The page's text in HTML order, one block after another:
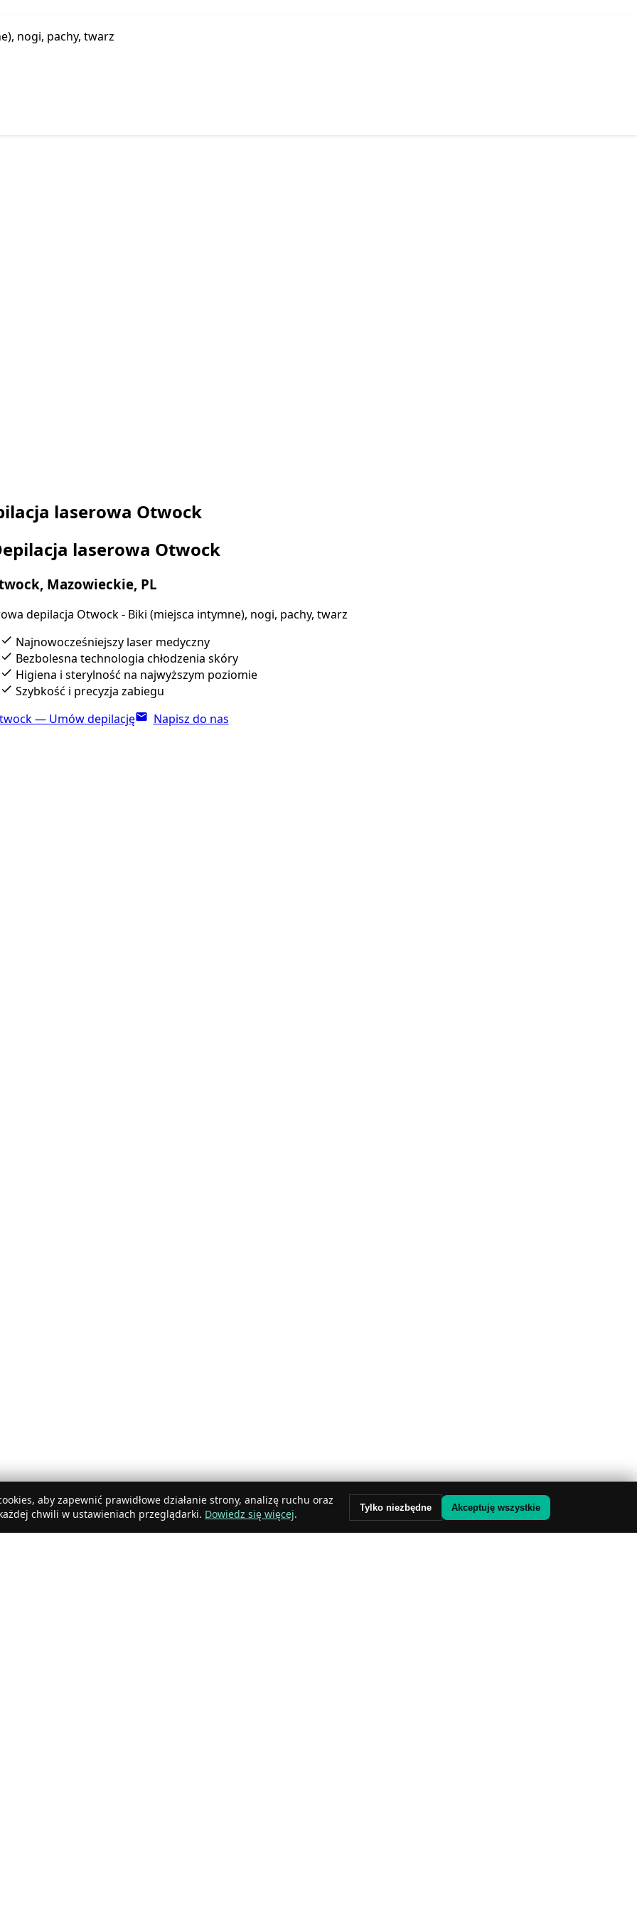
nogi, pachy, twarz
laserowa Otwock
laserowa Otwock
Mazowieckie, PL
depilacja Otwock - Biki (miejsca intymne), nogi, pachy, twarz
Najnowocześniejszy laser medyczny
Bezbolesna technologia chłodzenia skóry
Higiena i sterylność na najwyższym poziomie
Szybkość i precyzja zabiegu
— Umów depilację
Napisz do nas
aby zapewnić prawidłowe działanie strony, analizę ruchu oraz
chwili w ustawieniach przeglądarki. Dowiedz się więcej. Tylko niezbędne Akceptuję wszystkie